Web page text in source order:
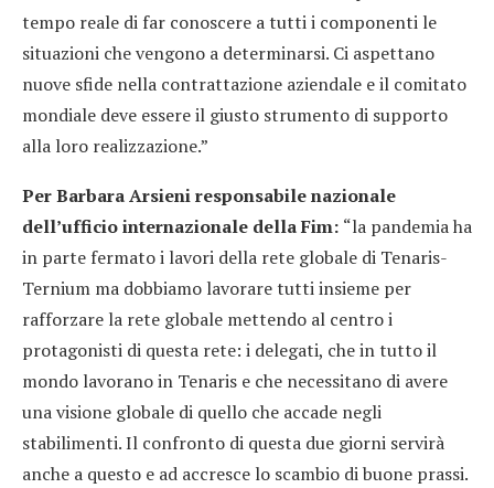
tempo reale di far conoscere a tutti i componenti le
situazioni che vengono a determinarsi. Ci aspettano
nuove sfide nella contrattazione aziendale e il comitato
mondiale deve essere il giusto strumento di supporto
alla loro realizzazione.”
Per Barbara Arsieni responsabile nazionale
dell’ufficio internazionale della Fim: “la pandemia ha
in parte fermato i lavori della rete globale di Tenaris-
Ternium ma dobbiamo lavorare tutti insieme per
rafforzare la rete globale mettendo al centro i
protagonisti di questa rete: i delegati, che in tutto il
mondo lavorano in Tenaris e che necessitano di avere
una visione globale di quello che accade negli
stabilimenti. Il confronto di questa due giorni servirà
anche a questo e ad accresce lo scambio di buone prassi.